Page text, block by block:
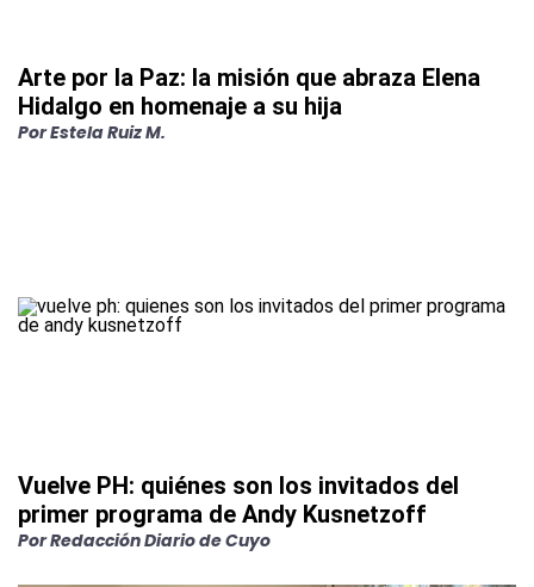
Arte por la Paz: la misión que abraza Elena
Hidalgo en homenaje a su hija
PorEstela Ruiz M.
Vuelve PH: quiénes son los invitados del
primer programa de Andy Kusnetzoff
PorRedacción Diario de Cuyo